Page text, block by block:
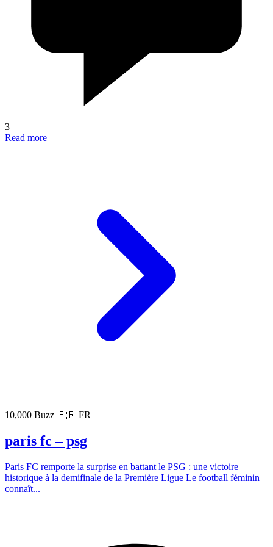
3
Read more
10,000 Buzz 🇫🇷 FR
paris fc – psg
Paris FC remporte la surprise en battant le PSG : une victoire
historique à la demifinale de la Première Ligue Le football féminin
connaît...